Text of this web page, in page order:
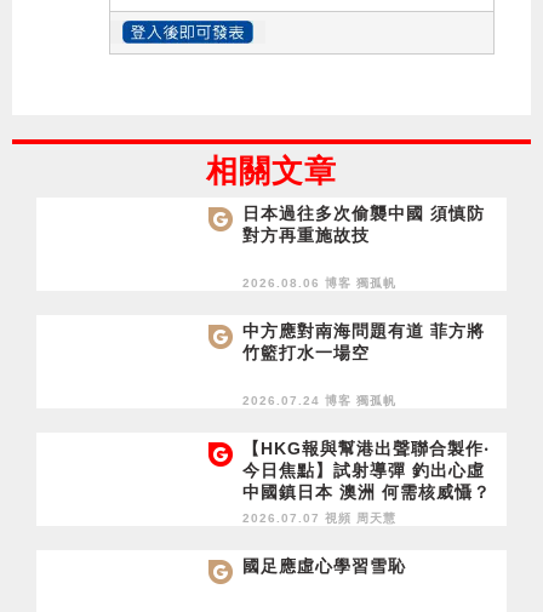
相關文章
日本過往多次偷襲中國 須慎防
對方再重施故技
2026.08.06 博客 獨孤帆
中方應對南海問題有道 菲方將
竹籃打水一場空
2026.07.24 博客 獨孤帆
【HKG報與幫港出聲聯合製作‧
今日焦點】試射導彈 釣出心虛
中國鎮日本 澳洲 何需核威懾？
通緝犯申永居起弶 英國養狗咬
2026.07.07 視頻 周天慧
國足應虛心學習雪恥